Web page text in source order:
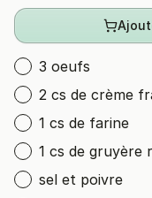
3 oeufs
2 cs de crème
1 cs de farine
1 cs de gruyère
sel et poivre